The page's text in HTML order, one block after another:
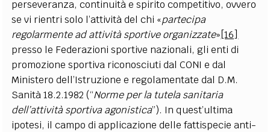
perseveranza, continuità e spirito competitivo, ovvero
se vi rientri solo l’attività del chi «partecipa
regolarmente ad attività sportive organizzate»[16]
presso le Federazioni sportive nazionali, gli enti di
promozione sportiva riconosciuti dal CONI e dal
Ministero dell’Istruzione e regolamentate dal D.M.
Sanità 18.2.1982 (“Norme per la tutela sanitaria
dell’attività sportiva agonistica”). In quest’ultima
ipotesi, il campo di applicazione delle fattispecie anti-